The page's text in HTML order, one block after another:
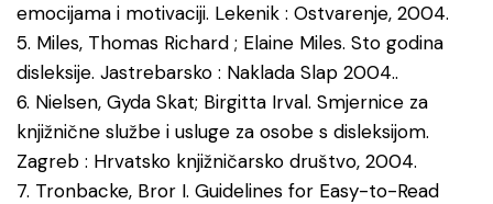
emocijama i motivaciji. Lekenik : Ostvarenje, 2004.
5. Miles, Thomas Richard ; Elaine Miles. Sto godina
disleksije. Jastrebarsko : Naklada Slap 2004..
6. Nielsen, Gyda Skat; Birgitta Irval. Smjernice za
knjižnične službe i usluge za osobe s disleksijom.
Zagreb : Hrvatsko knjižničarsko društvo, 2004.
7. Tronbacke, Bror I. Guidelines for Easy-to-Read